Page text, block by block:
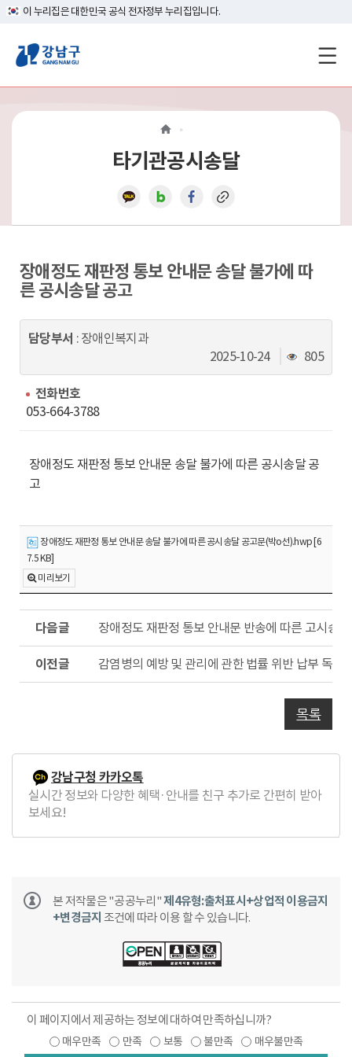
이 누리집은 대한민국 공식 전자정부 누리집입니다.
강
남
구
메
인
이
동
타기관공시송달
장애정도 재판정 통보 안내문 송달 불가에 따
른 공시송달 공고
담당부서 : 장애인복지과
2025-10-24
조
회
805
전화번호
053-664-3788
장애정도 재판정 통보 안내문 송달 불가에 따른 공시송달 공
고
장애정도 재판정 통보 안내문 송달 불가에 따른 공시송달 공고문(박o선).hwp [6
7.5 KB]
미리보기
글
장애정도 재판정 통보 안내문 반송에 따른 고시송
글
감염병의 예방 및 관리에 관한 법률 위반 납부 독촉
목록
강남구청 카카오톡
실시간 정보와 다양한 혜택·안내를 친구 추가로 간편히 받아
보세요!
본 저작물은 "공공누리"제4유형:출처표시+상업적 이용금지
+변경금지 조건에 따라 이용 할 수 있습니다.
이 페이지에서 제공하는 정보에 대하여 만족하십니까?
매우만족 만족 보통 불만족 매우불만족